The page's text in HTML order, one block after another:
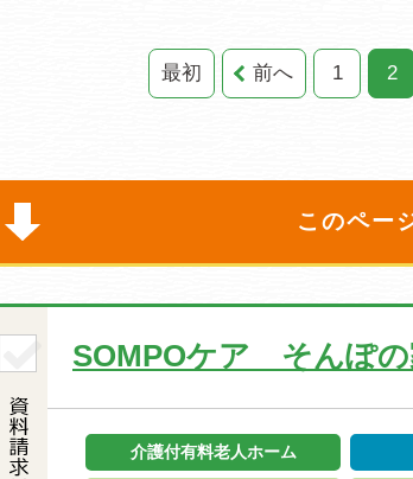
最初 前へ 1 2
このペー
SOMPOケア そんぽの
介護付有料老人ホーム